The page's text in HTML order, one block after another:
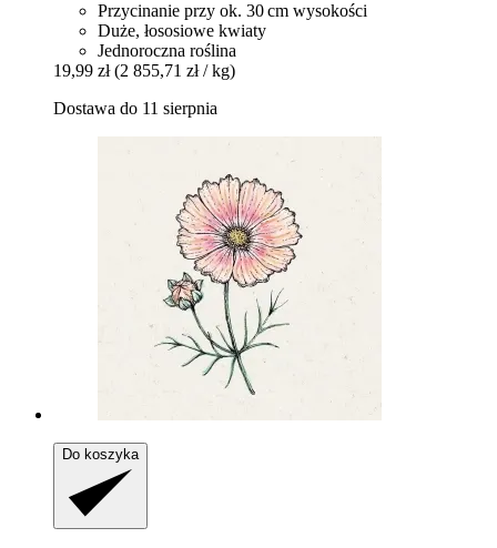
Przycinanie przy ok. 30 cm wysokości
Duże, łososiowe kwiaty
Jednoroczna roślina
19,99 zł (2 855,71 zł / kg)
Dostawa do 11 sierpnia
Do koszyka